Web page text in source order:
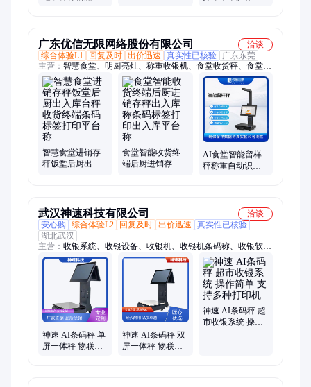
广东优信无限网络股份有限公司
洽谈
综合体验L1
回复及时 出价迅速 真实性已核验
广东东莞
主营： 智慧食堂、明厨亮灶、称重收银机、食堂收货秤、食堂出
入库秤、留样秤、智能均价秤、视觉识别结算台、食堂系统、数
字化食堂、智能留样柜、食堂收银结算设备、互联网+明厨亮
灶、食堂管理系统、智能食堂建设、食堂进销存系统、智慧食
安、菜品识别结算系统、智慧化厨房、晨检仪、人脸消费机、AI
分析摄像头、AI智能留样仪、人脸识别消费通道闸机、收银机
智慧食堂进销存
秤饭堂后厨出入
食堂智能收货终
端后厨进销存秤
AI食堂智能留样
秤称重自动识别
武汉神速科技有限公司
洽谈
安心购
综合体验L2 回复及时 出价迅速
真实性已核验
湖北武汉
主营： 收银系统、收银设备、收银机、收银机条码称、收银软
件、单屏一体称、收银一体机、触摸屏一体称
神速 AI条码秤 单
屏一体秤 物联网
神速 AI条码秤 双
屏一体秤 物联网
神速 AI条码秤 超
市收银系统 操作